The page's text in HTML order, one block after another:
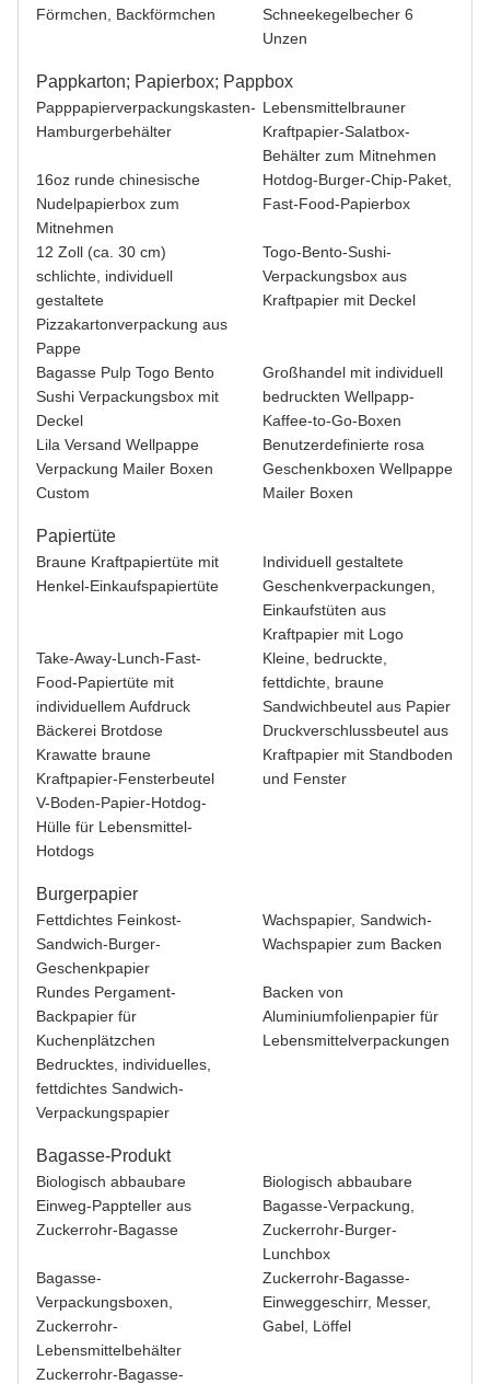
Förmchen, Backförmchen
Schneekegelbecher 6
Unzen
Pappkarton; Papierbox; Pappbox
Papppapierverpackungskasten-
Hamburgerbehälter
Lebensmittelbrauner
Kraftpapier-Salatbox-
Behälter zum Mitnehmen
16oz runde chinesische
Nudelpapierbox zum
Mitnehmen
Hotdog-Burger-Chip-Paket,
Fast-Food-Papierbox
12 Zoll (ca. 30 cm)
schlichte, individuell
gestaltete
Pizzakartonverpackung aus
Pappe
Togo-Bento-Sushi-
Verpackungsbox aus
Kraftpapier mit Deckel
Bagasse Pulp Togo Bento
Sushi Verpackungsbox mit
Deckel
Großhandel mit individuell
bedruckten Wellpapp-
Kaffee-to-Go-Boxen
Lila Versand Wellpappe
Verpackung Mailer Boxen
Custom
Benutzerdefinierte rosa
Geschenkboxen Wellpappe
Mailer Boxen
Papiertüte
Braune Kraftpapiertüte mit
Henkel-Einkaufspapiertüte
Individuell gestaltete
Geschenkverpackungen,
Einkaufstüten aus
Kraftpapier mit Logo
Take-Away-Lunch-Fast-
Food-Papiertüte mit
individuellem Aufdruck
Kleine, bedruckte,
fettdichte, braune
Sandwichbeutel aus Papier
Bäckerei Brotdose
Krawatte braune
Kraftpapier-Fensterbeutel
Druckverschlussbeutel aus
Kraftpapier mit Standboden
und Fenster
V-Boden-Papier-Hotdog-
Hülle für Lebensmittel-
Hotdogs
Burgerpapier
Fettdichtes Feinkost-
Sandwich-Burger-
Geschenkpapier
Wachspapier, Sandwich-
Wachspapier zum Backen
Rundes Pergament-
Backpapier für
Kuchenplätzchen
Backen von
Aluminiumfolienpapier für
Lebensmittelverpackungen
Bedrucktes, individuelles,
fettdichtes Sandwich-
Verpackungspapier
Bagasse-Produkt
Biologisch abbaubare
Einweg-Pappteller aus
Zuckerrohr-Bagasse
Biologisch abbaubare
Bagasse-Verpackung,
Zuckerrohr-Burger-
Lunchbox
Bagasse-
Verpackungsboxen,
Zuckerrohr-
Lebensmittelbehälter
Zuckerrohr-Bagasse-
Einweggeschirr, Messer,
Gabel, Löffel
Zuckerrohr-Bagasse-